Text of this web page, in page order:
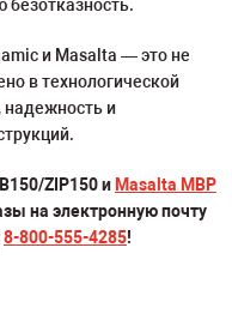
безотказность.
и Masalta — это не
в технологической
надежность и
ZIP150 и Masalta MBP
на электронную почту
8-800-555-4285!